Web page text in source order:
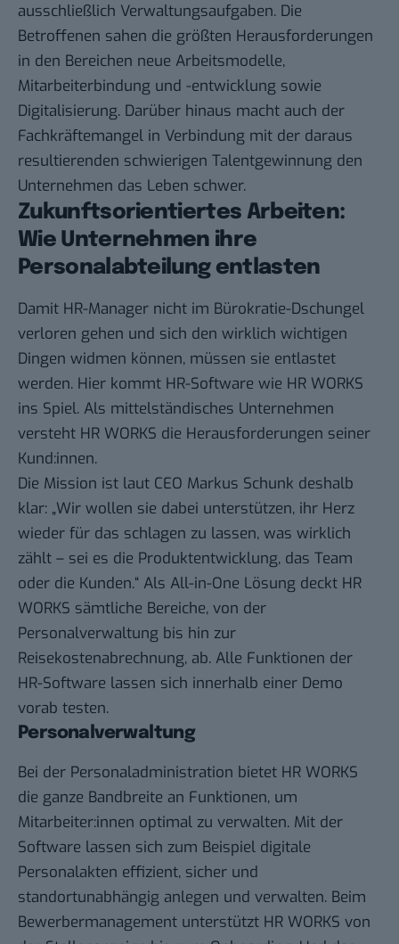
ausschließlich Verwaltungsaufgaben. Die
Betroffenen sahen die größten Herausforderungen
in den Bereichen neue Arbeitsmodelle,
Mitarbeiterbindung und -entwicklung sowie
Digitalisierung. Darüber hinaus macht auch der
Fachkräftemangel in Verbindung mit der daraus
resultierenden schwierigen Talentgewinnung den
Unternehmen das Leben schwer.
Zukunftsorientiertes Arbeiten:
Wie Unternehmen ihre
Personalabteilung entlasten
Damit HR-Manager nicht im Bürokratie-Dschungel
verloren gehen und sich den wirklich wichtigen
Dingen widmen können, müssen sie entlastet
werden. Hier kommt HR-Software wie HR WORKS
ins Spiel. Als mittelständisches Unternehmen
versteht HR WORKS die Herausforderungen seiner
Kund:innen.
Die Mission ist laut CEO Markus Schunk deshalb
klar: „Wir wollen sie dabei unterstützen, ihr Herz
wieder für das schlagen zu lassen, was wirklich
zählt – sei es die Produktentwicklung, das Team
oder die Kunden.“ Als All-in-One Lösung deckt HR
WORKS sämtliche Bereiche, von der
Personalverwaltung bis hin zur
Reisekostenabrechnung, ab. Alle Funktionen der
HR-Software lassen sich innerhalb einer Demo
vorab testen.
Personalverwaltung
Bei der Personaladministration bietet HR WORKS
die ganze Bandbreite an Funktionen, um
Mitarbeiter:innen optimal zu verwalten. Mit der
Software lassen sich zum Beispiel digitale
Personalakten effizient, sicher und
standortunabhängig anlegen und verwalten. Beim
Bewerbermanagement unterstützt HR WORKS von